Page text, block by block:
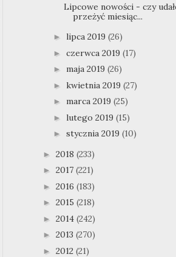
Lipcowe nowości - czy
przeżyć miesiąc...
► lipca 2019 (26)
► czerwca 2019 (17)
► maja 2019 (26)
► kwietnia 2019 (27)
► marca 2019 (25)
► lutego 2019 (15)
► stycznia 2019 (10)
► 2018 (233)
► 2017 (221)
► 2016 (183)
► 2015 (218)
► 2014 (242)
► 2013 (270)
► 2012 (21)